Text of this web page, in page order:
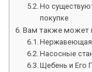
Но
покупке
Вам также может
Нержавеющая
Насосные
Щебень и Его